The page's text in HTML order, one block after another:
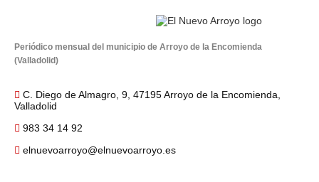
Periódico mensual del municipio de Arroyo de la Encomienda
(Valladolid)
C. Diego de Almagro, 9, 47195 Arroyo de la Encomienda,
Valladolid
983 34 14 92
elnuevoarroyo@elnuevoarroyo.es